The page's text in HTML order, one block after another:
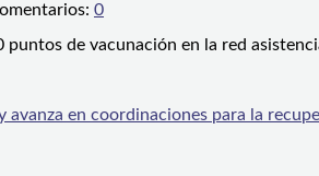
0
puntos de vacunación en la red